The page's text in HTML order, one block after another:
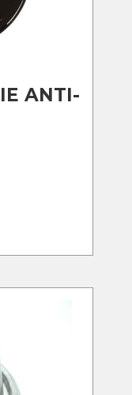
ANTI-